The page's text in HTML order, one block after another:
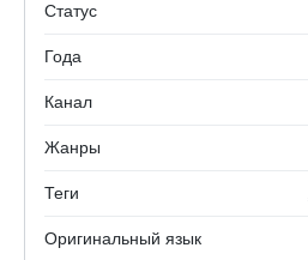
Статус
Года
Канал
Жанры
Теги
Оригинальный язык